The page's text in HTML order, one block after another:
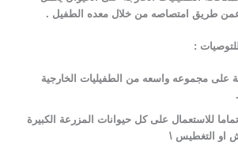
طريق امتصاصه من خلال معده الطفيل .
:
مجموعه واسعه من الطفيليات الخارجية
تماما للاستعمال على كل حيوانات المزرعة الكبيرة
او التغطيس \